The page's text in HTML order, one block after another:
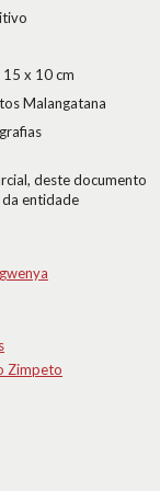
15 x 10 cm
Malangatana
deste documento
entidade
Zimpeto